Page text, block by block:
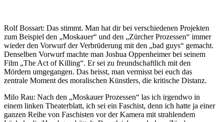
Rolf Bossart: Das stimmt. Man hat dir bei verschiedenen Projekten
zum Beispiel den „Moskauer“ und den „Zürcher Prozessen“ immer
wieder den Vorwurf der Verbrüderung mit den „bad guys“ gemacht.
Denselben Vorwurf machte man Joshua Oppenheimer bei seinem
Film „The Act of Killing“. Er sei zu freundschaftlich mit den
Mördern umgegangen. Das heisst, man vermisst bei euch das
zentrale Moment des moralischen Künstlers, die kritische Distanz.
Milo Rau: Nach den „Moskauer Prozessen“ las ich irgendwo in
einem linken Theaterblatt, ich sei ein Faschist, denn ich hatte ja einer
ganzen Reihe von Faschisten vor der Kamera mit strahlendem